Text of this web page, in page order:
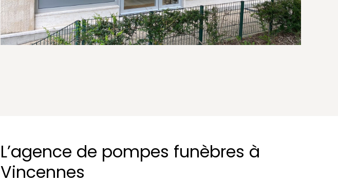
L’agence de pompes funèbres à
Vincennes